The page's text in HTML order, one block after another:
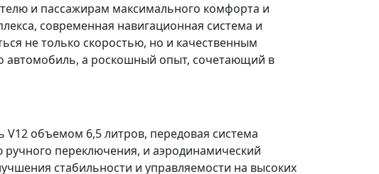
и пассажирам максимального комфорта и
современная навигационная система и
не только скоростью, но и качественным
автомобиль, а роскошный опыт, сочетающий в
V12 объемом 6,5 литров, передовая система
переключения, и аэродинамический
стабильности и управляемости на высоких